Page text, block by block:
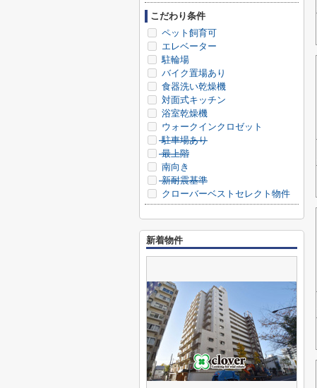
こだわり条件
ペット飼育可
エレベーター
駐輪場
バイク置場あり
食器洗い乾燥機
対面式キッチン
浴室乾燥機
ウォークインクロゼット
駐車場あり
最上階
南向き
新耐震基準
クローバーベストセレクト物件
新着物件